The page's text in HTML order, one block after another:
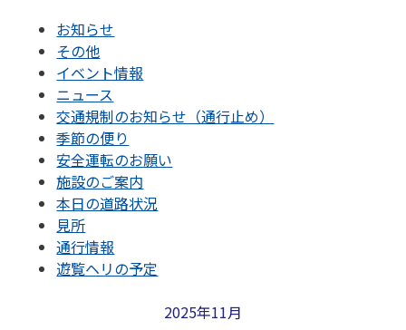
お知らせ
その他
イベント情報
ニュース
交通規制のお知らせ（通行止め）
季節の便り
安全運転のお願い
施設のご案内
本日の道路状況
見所
通行情報
遊覧ヘリの予定
2025年11月